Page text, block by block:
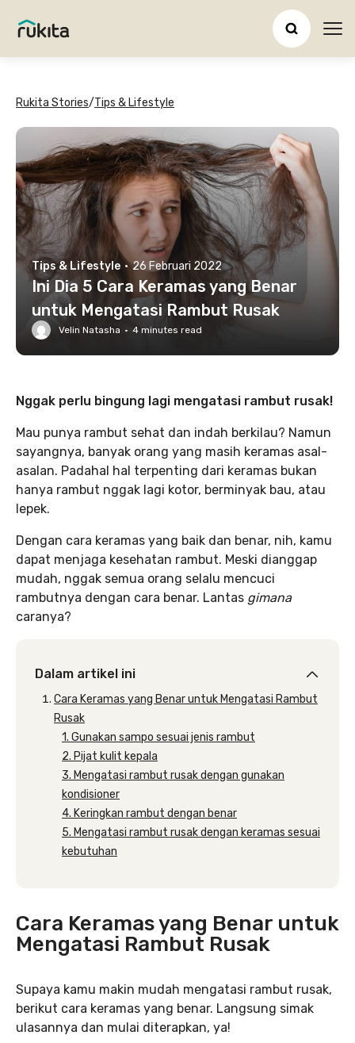
Rukita Stories/Tips & Lifestyle
Tips & Lifestyle · 26 Februari 2022
Ini Dia 5 Cara Keramas yang Benar
untuk Mengatasi Rambut Rusak
Velin Natasha · 4 minutes read
Nggak perlu bingung lagi mengatasi rambut rusak!
Mau punya rambut sehat dan indah berkilau? Namun
sayangnya, banyak orang yang masih keramas asal-
asalan. Padahal hal terpenting dari keramas bukan
hanya rambut nggak lagi kotor, berminyak bau, atau
lepek.
Dengan cara keramas yang baik dan benar, nih, kamu
dapat menjaga kesehatan rambut. Meski dianggap
mudah, nggak semua orang selalu mencuci
rambutnya dengan cara benar. Lantas gimana
caranya?
Dalam artikel ini
Cara Keramas yang Benar untuk Mengatasi Rambut
Rusak
1. Gunakan sampo sesuai jenis rambut
2. Pijat kulit kepala
3. Mengatasi rambut rusak dengan gunakan
kondisioner
4. Keringkan rambut dengan benar
5. Mengatasi rambut rusak dengan keramas sesuai
kebutuhan
Cara Keramas yang Benar untuk
Mengatasi Rambut Rusak
Supaya kamu makin mudah mengatasi rambut rusak,
berikut cara keramas yang benar. Langsung simak
ulasannya dan mulai diterapkan, ya!